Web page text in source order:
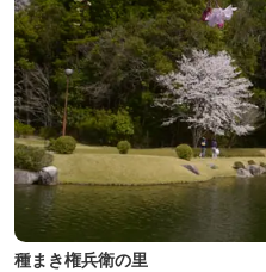
種まき権兵衛の里